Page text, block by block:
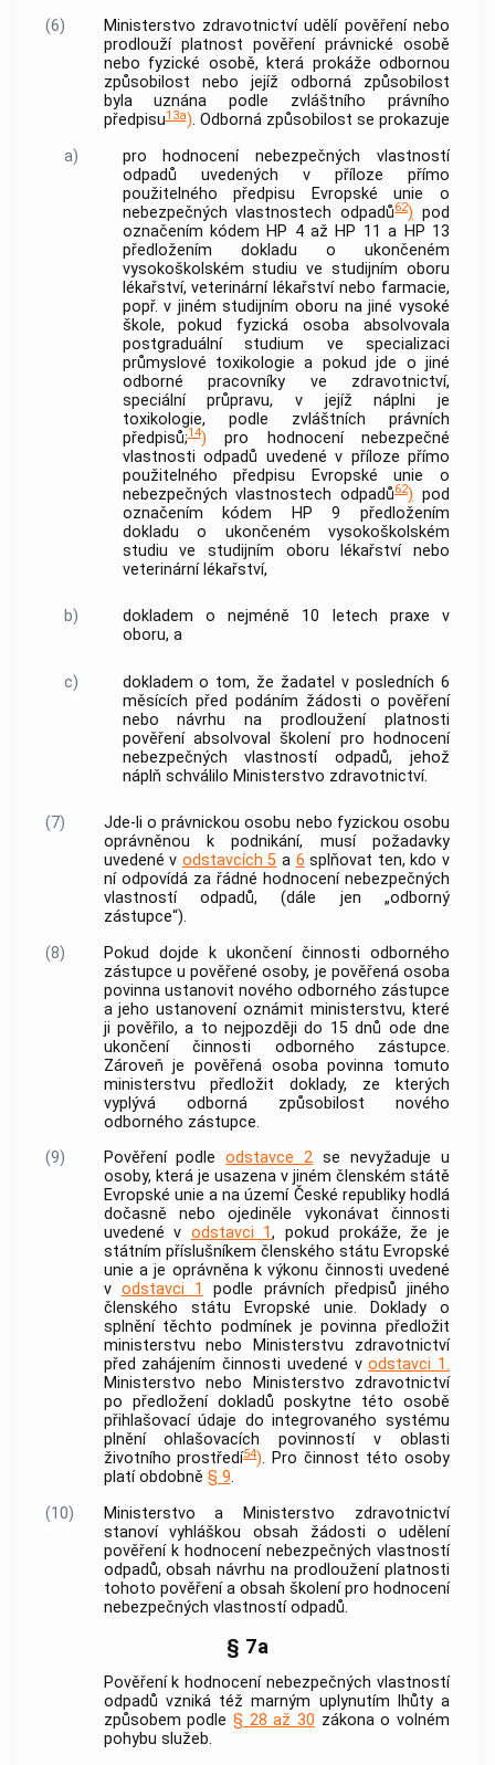
(6)
Ministerstvo zdravotnictví udělí pověření nebo
prodlouží platnost pověření právnické osobě
nebo fyzické osobě, která prokáže odbornou
způsobilost nebo jejíž odborná způsobilost
byla uznána podle zvláštního právního
předpisu13a). Odborná způsobilost se prokazuje
a)
pro hodnocení nebezpečných vlastností
odpadů uvedených v příloze přímo
použitelného předpisu Evropské unie o
nebezpečných vlastnostech odpadů62) pod
označením kódem HP 4 až HP 11 a HP 13
předložením dokladu o ukončeném
vysokoškolském studiu ve studijním oboru
lékařství, veterinární lékařství nebo farmacie,
popř. v jiném studijním oboru na jiné vysoké
škole, pokud fyzická osoba absolvovala
postgraduální studium ve specializaci
průmyslové toxikologie a pokud jde o jiné
odborné pracovníky ve zdravotnictví,
speciální průpravu, v jejíž náplni je
toxikologie, podle zvláštních právních
předpisů;14) pro hodnocení nebezpečné
vlastnosti odpadů uvedené v příloze přímo
použitelného předpisu Evropské unie o
nebezpečných vlastnostech odpadů62) pod
označením kódem HP 9 předložením
dokladu o ukončeném vysokoškolském
studiu ve studijním oboru lékařství nebo
veterinární lékařství,
b)
dokladem o nejméně 10 letech praxe v
oboru, a
c)
dokladem o tom, že žadatel v posledních 6
měsících před podáním žádosti o pověření
nebo návrhu na prodloužení platnosti
pověření absolvoval školení pro hodnocení
nebezpečných vlastností odpadů, jehož
náplň schválilo Ministerstvo zdravotnictví.
(7) Jde-li o právnickou osobu nebo fyzickou osobu
oprávněnou k podnikání, musí požadavky
uvedené v odstavcích 5 a 6 splňovat ten, kdo v
ní odpovídá za řádné hodnocení nebezpečných
vlastností odpadů, (dále jen „odborný
zástupce“).
(8)
Pokud dojde k ukončení činnosti odborného
zástupce u pověřené osoby, je pověřená osoba
povinna ustanovit nového odborného zástupce
a jeho ustanovení oznámit ministerstvu, které
ji pověřilo, a to nejpozději do 15 dnů ode dne
ukončení činnosti odborného zástupce.
Zároveň je pověřená osoba povinna tomuto
ministerstvu předložit doklady, ze kterých
vyplývá odborná způsobilost nového
odborného zástupce.
(9)
Pověření podleodstavce 2 se nevyžaduje u
osoby, která je usazena v jiném členském státě
Evropské unie a na území České republiky hodlá
dočasně nebo ojediněle vykonávat činnosti
uvedené v odstavci 1, pokud prokáže, že je
státním příslušníkem členského státu Evropské
unie a je oprávněna k výkonu činnosti uvedené
v odstavci 1
podle právních předpisů jiného
členského státu Evropské unie. Doklady o
splnění těchto podmínek je povinna předložit
ministerstvu nebo Ministerstvu zdravotnictví
před zahájením činnosti uvedené vodstavci 1.
Ministerstvo nebo Ministerstvo zdravotnictví
po předložení dokladů poskytne této osobě
přihlašovací údaje do integrovaného systému
plnění ohlašovacích povinností v oblasti
životního prostředí54). Pro činnost této osoby
platí obdobně § 9.
(10)
Ministerstvo a Ministerstvo zdravotnictví
stanoví vyhláškou obsah žádosti o udělení
pověření k hodnocení nebezpečných vlastností
odpadů, obsah návrhu na prodloužení platnosti
tohoto pověření a obsah školení pro hodnocení
nebezpečných vlastností odpadů.
§ 7a
Pověření k hodnocení nebezpečných vlastností
odpadů vzniká též marným uplynutím lhůty a
způsobem podle § 28 až 30 zákona o volném
pohybu služeb.